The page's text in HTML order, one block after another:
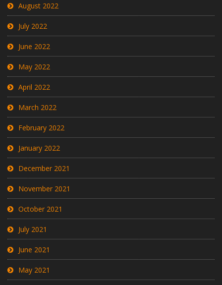
August 2022
July 2022
June 2022
May 2022
April 2022
March 2022
February 2022
January 2022
December 2021
November 2021
October 2021
July 2021
June 2021
May 2021